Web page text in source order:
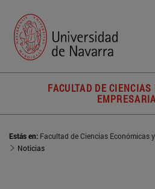
FACULTAD DE
Estás en: Facultad de Ciencias Económicas
Noticias